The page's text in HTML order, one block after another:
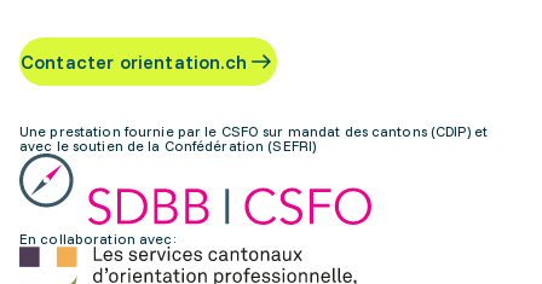
Contacter orientation.ch
Une prestation fournie par le CSFO sur mandat des cantons (CDIP) et
avec le soutien de la Confédération (SEFRI)
En collaboration avec: